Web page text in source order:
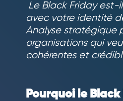
Le Black Friday
avec votre identité
Analyse stratégique
organisations qui
cohérentes et
Pourquoi le